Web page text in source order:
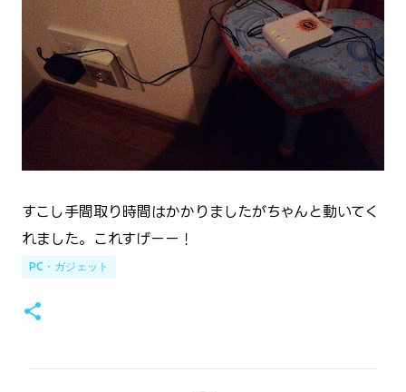
すこし手間取り時間はかかりましたがちゃんと動いてく
れました。これすげーー！
PC・ガジェット